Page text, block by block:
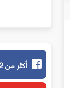
أكثر من 2 مليون و نصف معجب